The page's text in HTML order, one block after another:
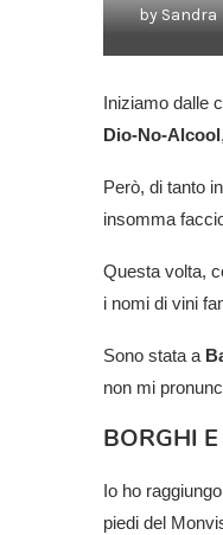
bySandra
Iniziamo dalle
Dio-No-Alcool
Però, di tanto
insomma
Questa volta,
i nomi di vini
Sono stata a
non mi
BORGHI
Io ho
piedi del